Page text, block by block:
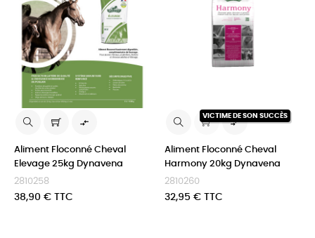

Aliment Floconné Cheval
Elevage 25kg Dynavena
2810258
Prix
38,90 € TTC
VICTIME DE SON SUCCÈS

Aliment Floconné Cheval
Harmony 20kg Dynavena
2810260
Prix
32,95 € TTC